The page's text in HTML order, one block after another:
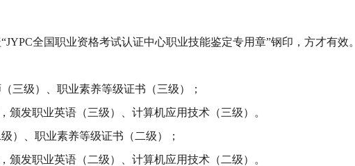
“JYPC全国职业资格考试认证中心职业技能鉴定专用章”钢印，方才有效。
三级）、职业素养等级证书（三级）；
颁发职业英语（三级）、计算机应用技术（三级）。
）、职业素养等级证书（二级）；
颁发职业英语（二级）、计算机应用技术（二级）。